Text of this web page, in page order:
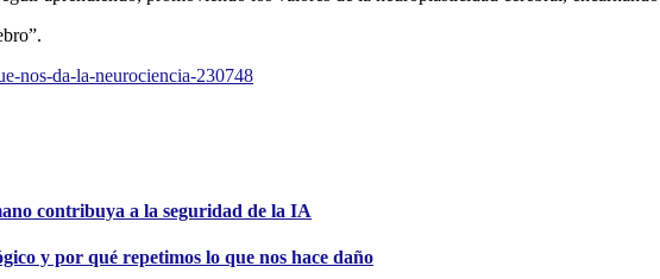
nos-da-la-neurociencia-230748
contribuya a la seguridad de la IA
y por qué repetimos lo que nos hace daño